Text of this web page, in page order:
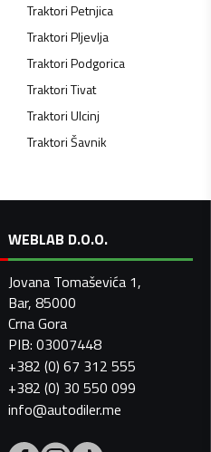
TraktoriPetnjica
TraktoriPljevlja
TraktoriPodgorica
TraktoriTivat
TraktoriUlcinj
TraktoriŠavnik
WEBLAB D.O.O.
Jovana Tomaševića 1,
Bar, 85000
Crna Gora
PIB: 03007448
+382 (0) 67 312 555
+382 (0) 30 550 099
info@autodiler.me